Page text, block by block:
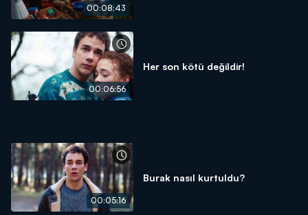
00:08:43
00:06:56
Her son kötü değildir!
00:05:16
Burak nasıl kurtuldu?